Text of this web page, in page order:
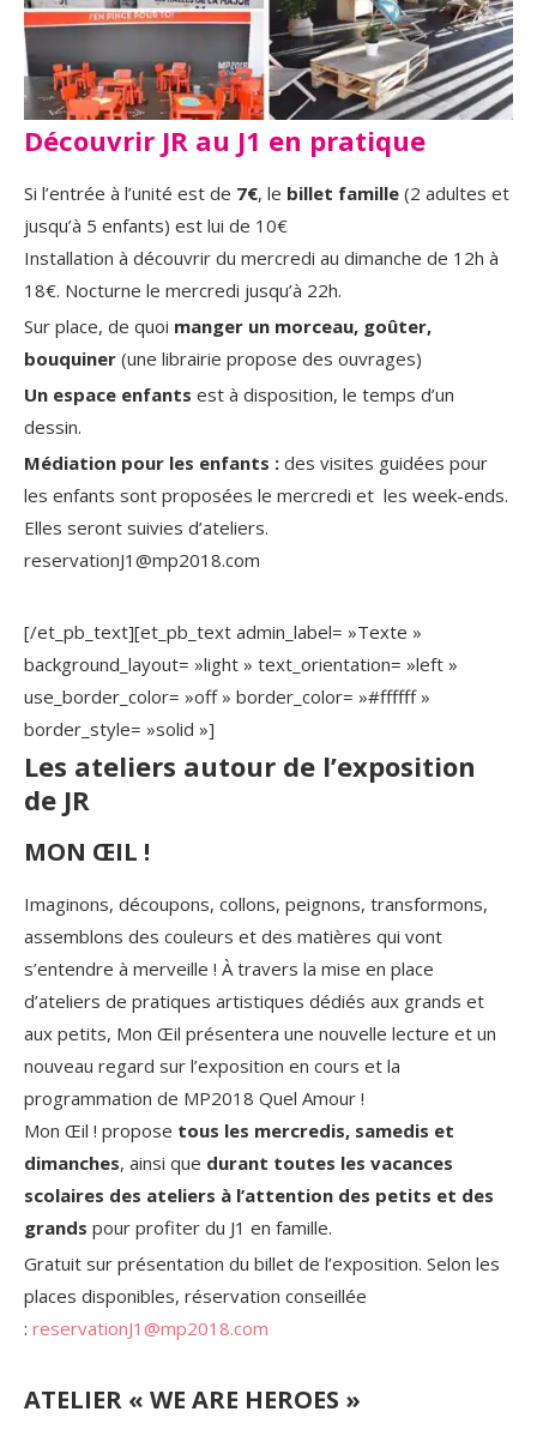
Découvrir JR au J1 en pratique
Si l’entrée à l’unité est de 7€, le billet famille (2 adultes et
jusqu’à 5 enfants) est lui de 10€
Installation à découvrir du mercredi au dimanche de 12h à
18€. Nocturne le mercredi jusqu’à 22h.
Sur place, de quoi manger un morceau, goûter,
bouquiner (une librairie propose des ouvrages)
Un espace enfants est à disposition, le temps d’un
dessin.
Médiation pour les enfants : des visites guidées pour
les enfants sont proposées le mercredi et les week-ends.
Elles seront suivies d’ateliers.
reservationJ1@mp2018.com
[/et_pb_text][et_pb_text admin_label= »Texte »
background_layout= »light » text_orientation= »left »
use_border_color= »off » border_color= »#ffffff »
border_style= »solid »]
Les ateliers autour de l’exposition
de JR
MON ŒIL !
Imaginons, découpons, collons, peignons, transformons,
assemblons des couleurs et des matières qui vont
s’entendre à merveille ! À travers la mise en place
d’ateliers de pratiques artistiques dédiés aux grands et
aux petits, Mon Œil présentera une nouvelle lecture et un
nouveau regard sur l’exposition en cours et la
programmation de MP2018 Quel Amour !
Mon Œil ! propose tous les mercredis, samedis et
dimanches, ainsi que durant toutes les vacances
scolaires des ateliers à l’attention des petits et des
grands pour profiter du J1 en famille.
Gratuit sur présentation du billet de l’exposition. Selon les
places disponibles, réservation conseillée
: reservationJ1@mp2018.com
ATELIER « WE ARE HEROES »